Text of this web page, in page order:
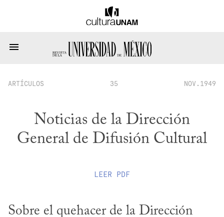
ARTÍCULOS 35 NOV.1949
Noticias de la Dirección
General de Difusión Cultural
LEER PDF
Sobre el quehacer de la Dirección